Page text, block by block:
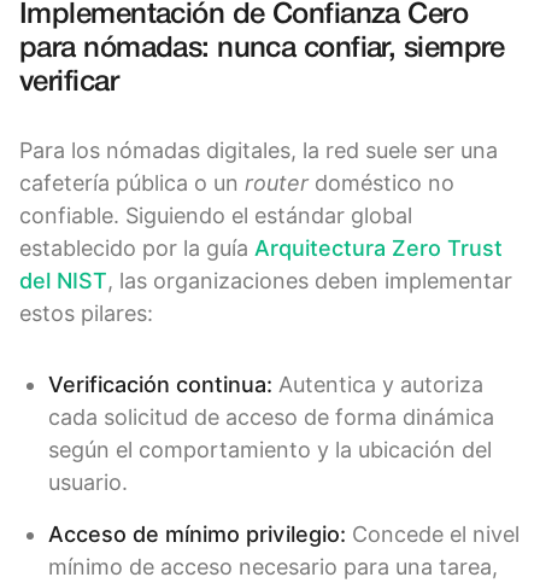
Implementación de Confianza Cero
para nómadas: nunca confiar, siempre
verificar
Para los nómadas digitales, la red suele ser una
cafetería pública o un routerdoméstico no
confiable. Siguiendo el estándar global
establecido por la guía Arquitectura Zero Trust
del NIST, las organizaciones deben implementar
estos pilares:
Verificación continua: Autentica y autoriza
cada solicitud de acceso de forma dinámica
según el comportamiento y la ubicación del
usuario.
Acceso de mínimo privilegio: Concede el nivel
mínimo de acceso necesario para una tarea,